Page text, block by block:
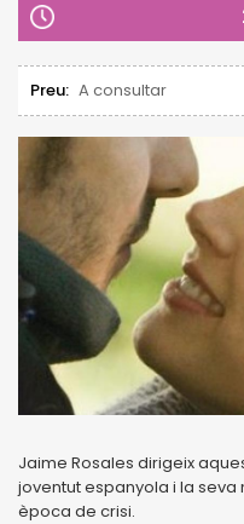
Preu: A consultar
Jaime Rosales dirigeix
joventut espanyola i la
època de crisi.